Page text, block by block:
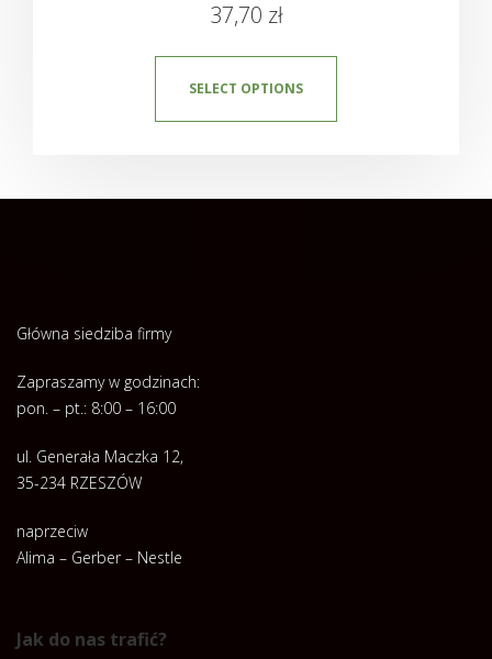
37,70 zł
SELECT OPTIONS
Główna siedziba firmy
Zapraszamy w godzinach:
pon. – pt.: 8:00 – 16:00
ul. Generała Maczka 12,
35-234 RZESZÓW
naprzeciw
Alima – Gerber – Nestle
Jak do nas trafić?